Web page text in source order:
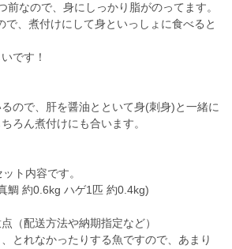
前なので、身にしっかり脂がのってます。
で、煮付けにして身といっしょに食べると
です！
ので、肝を醤油とといて身(刺身)と一緒に
ろん煮付けにも合います。
ト内容です。
鯛 約0.6kg ハゲ1匹 約0.4kg)
（配送方法や納期指定など）
とれなかったりする魚ですので、あまり